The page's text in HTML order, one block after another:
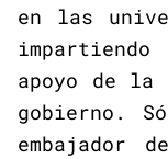
en las
apoyo de
gobierno.
embajador